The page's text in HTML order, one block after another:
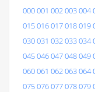
000001 002003004
015016017018019
030031 032033034
045046047048049
060061 062063064
075076077078079